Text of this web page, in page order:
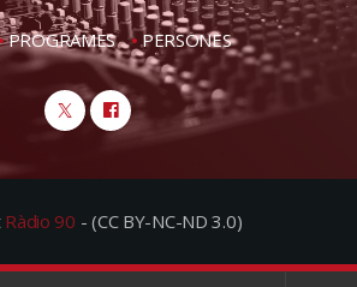
PROGRAMES PERSONES
Ràdio 90 - (CC BY-NC-ND 3.0)